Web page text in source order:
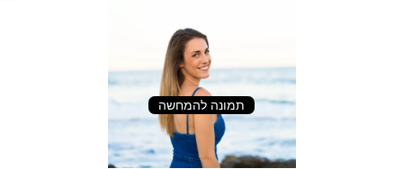
תמונה להמחשה